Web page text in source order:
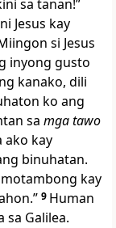
sa tanan!”
Jesus kay
si Jesus
inyong gusto
kanako, dili
ko ang
sa mga tawo
ako kay
binuhatan.
kay
9 Human
sa Galilea.